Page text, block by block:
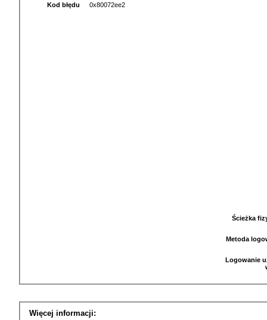
Kod błędu
0x80072ee2
Ścieżka
Metoda
Logowanie
Więcej informacji: